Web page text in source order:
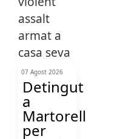
07 Agost 2026
Detingut
a
Martorell
per